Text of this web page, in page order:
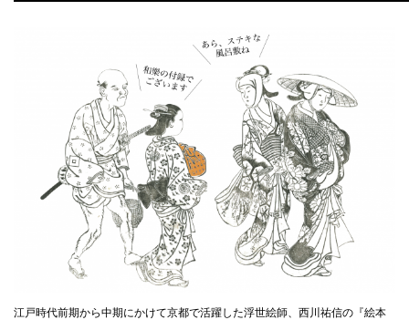
江戸時代前期から中期にかけて京都で活躍した浮世絵師、西川祐信の『絵本